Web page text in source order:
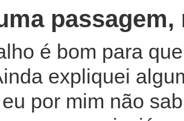
é bom para
expliquei
por mim não